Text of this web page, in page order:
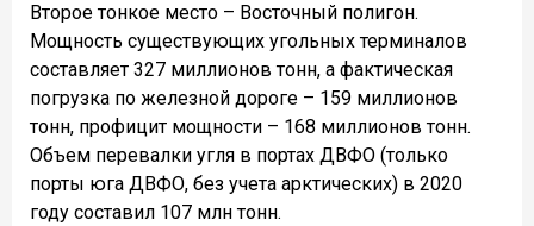
Второе тонкое место – Восточный полигон.
Мощность существующих угольных терминалов
составляет 327 миллионов тонн, а фактическая
погрузка по железной дороге – 159 миллионов
тонн, профицит мощности – 168 миллионов тонн.
Объем перевалки угля в портах ДВФО (только
порты юга ДВФО, без учета арктических) в 2020
году составил 107 млн тонн.